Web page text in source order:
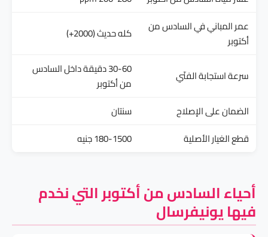
عمر المباني في السادس من
أكتوبر
كله حديث (2000+)
سرعة استجابة الفنّي
30-60 دقيقة داخل السادس
من أكتوبر
الضمان على الإصلاح
سنتان
قطع الغيار الأصلية
180-1500 جنيه
أحياء السادس من أكتوبر التي نخدم
فيها يونيفرسال